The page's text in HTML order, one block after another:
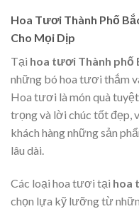
Hoa Tươi Thành Phố
Cho Mọi Dịp
Tại hoa tươi Thành phố
những bó hoa tươi thắm
Hoa tươi là món quà
trọng và lời chúc tốt đẹp,
khách hàng những sản
lâu dài.
Các loại hoa tươi tại hoa
chọn lựa kỹ lưỡng từ